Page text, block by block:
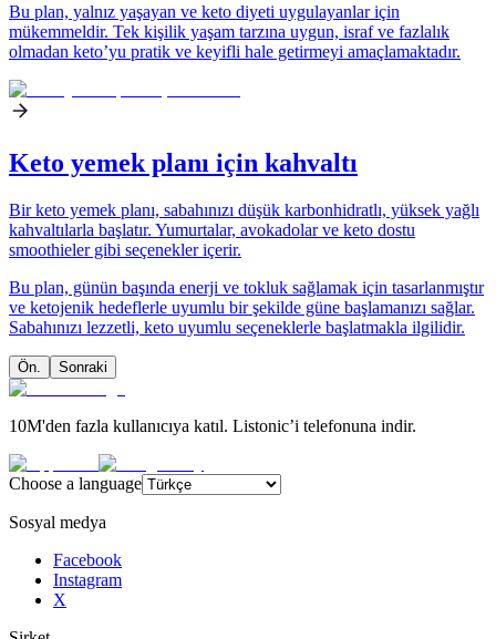
Bu plan, yalnız yaşayan ve keto diyeti uygulayanlar için
mükemmeldir. Tek kişilik yaşam tarzına uygun, israf ve fazlalık
olmadan keto’yu pratik ve keyifli hale getirmeyi amaçlamaktadır.
Keto yemek planı için kahvaltı
Bir keto yemek planı, sabahınızı düşük karbonhidratlı, yüksek yağlı
kahvaltılarla başlatır. Yumurtalar, avokadolar ve keto dostu
smoothieler gibi seçenekler içerir.
Bu plan, günün başında enerji ve tokluk sağlamak için tasarlanmıştır
ve ketojenik hedeflerle uyumlu bir şekilde güne başlamanızı sağlar.
Sabahınızı lezzetli, keto uyumlu seçeneklerle başlatmakla ilgilidir.
Ön. Sonraki
10M'den fazla kullanıcıya katıl. Listonic’i telefonuna indir.
Choose a language
Sosyal medya
Facebook
Instagram
X